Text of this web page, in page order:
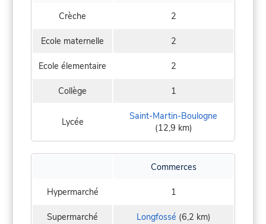
Crèche 2
Ecole maternelle 2
Ecole élementaire 2
Collège 1
Lycée
Saint-Martin-Boulogne
(12,9 km)
Commerces
Hypermarché 1
Supermarché Longfossé (6,2 km)